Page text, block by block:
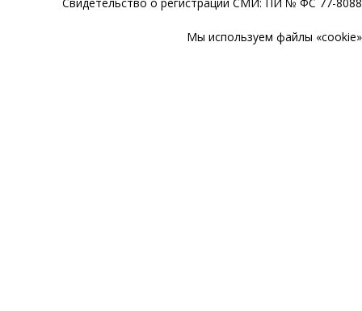
Мы используем файлы «cookie»